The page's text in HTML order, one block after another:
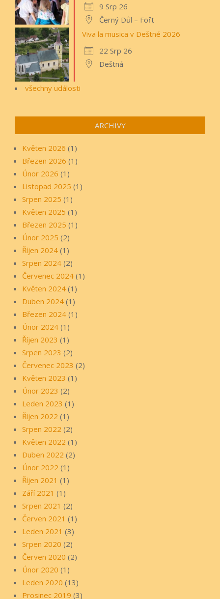
9 Srp 26
Černý Důl – Fořt
Viva la musica v Deštné 2026
22 Srp 26
Deštná
všechny události
ARCHIVY
Květen 2026 (1)
Březen 2026 (1)
Únor 2026 (1)
Listopad 2025 (1)
Srpen 2025 (1)
Květen 2025 (1)
Březen 2025 (1)
Únor 2025 (2)
Říjen 2024 (1)
Srpen 2024 (2)
Červenec 2024 (1)
Květen 2024 (1)
Duben 2024 (1)
Březen 2024 (1)
Únor 2024 (1)
Říjen 2023 (1)
Srpen 2023 (2)
Červenec 2023 (2)
Květen 2023 (1)
Únor 2023 (2)
Leden 2023 (1)
Říjen 2022 (1)
Srpen 2022 (2)
Květen 2022 (1)
Duben 2022 (2)
Únor 2022 (1)
Říjen 2021 (1)
Září 2021 (1)
Srpen 2021 (2)
Červen 2021 (1)
Leden 2021 (3)
Srpen 2020 (2)
Červen 2020 (2)
Únor 2020 (1)
Leden 2020 (13)
Prosinec 2019 (3)